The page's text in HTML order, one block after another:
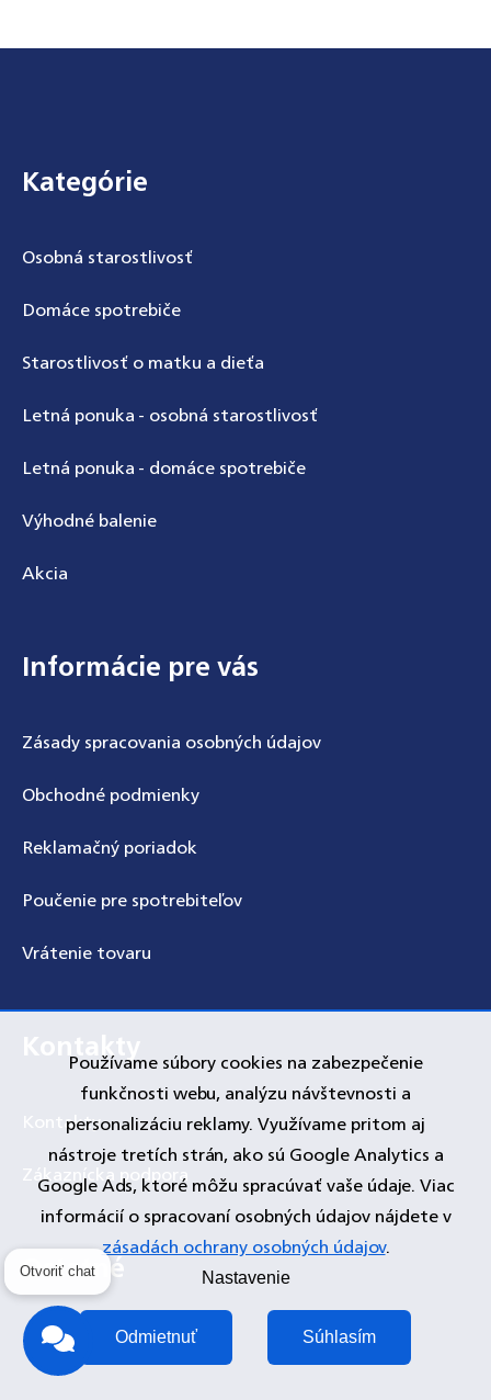
Používame súbory cookies na zabezpečenie
funkčnosti webu, analýzu návštevnosti a
personalizáciu reklamy. Využívame pritom aj
nástroje tretích strán, ako sú Google Analytics a
Google Ads, ktoré môžu spracúvať vaše údaje. Viac
informácií o spracovaní osobných údajov nájdete v
zásadách ochrany osobných údajov.
Nastavenie
Odmietnuť Súhlasím
Zápätie
Kategórie
Osobná starostlivosť
Domáce spotrebiče
Starostlivosť o matku a dieťa
Letná ponuka - osobná starostlivosť
Letná ponuka - domáce spotrebiče
Výhodné balenie
Akcia
Informácie pre vás
Zásady spracovania osobných údajov
Obchodné podmienky
Reklamačný poriadok
Poučenie pre spotrebiteľov
Vrátenie tovaru
Kontakty
Kontakty
Zákaznícka podpora
Ostatné
Registrácia produktov
Otvoriť chat